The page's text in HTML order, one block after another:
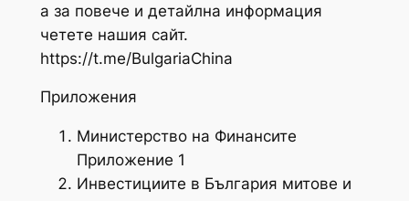
а за повече и детайлна информация
четете нашия сайт.
https://t.me/BulgariaChina
Приложения
Министерство на Финансите
Приложение 1
Инвестициите в България митове и